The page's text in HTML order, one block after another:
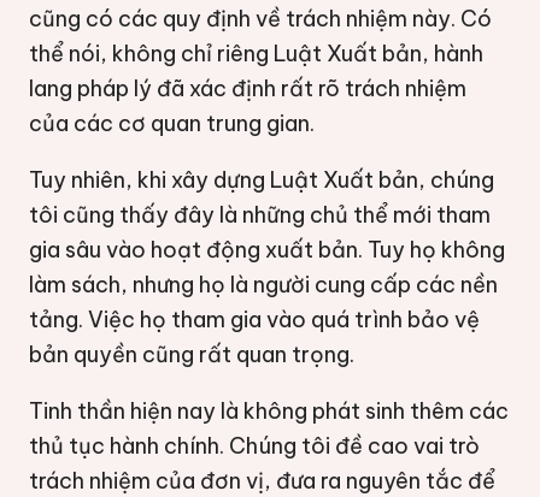
cũng có các quy định về trách nhiệm này. Có
thể nói, không chỉ riêng Luật Xuất bản, hành
lang pháp lý đã xác định rất rõ trách nhiệm
của các cơ quan trung gian.
Tuy nhiên, khi xây dựng Luật Xuất bản, chúng
tôi cũng thấy đây là những chủ thể mới tham
gia sâu vào hoạt động xuất bản. Tuy họ không
làm sách, nhưng họ là người cung cấp các nền
tảng. Việc họ tham gia vào quá trình bảo vệ
bản quyền cũng rất quan trọng.
Tinh thần hiện nay là không phát sinh thêm các
thủ tục hành chính. Chúng tôi đề cao vai trò
trách nhiệm của đơn vị, đưa ra nguyên tắc để